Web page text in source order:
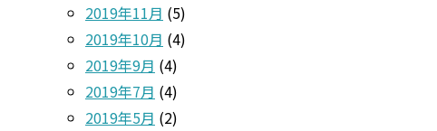
2019年11月 (5)
2019年10月 (4)
2019年9月 (4)
2019年7月 (4)
2019年5月 (2)